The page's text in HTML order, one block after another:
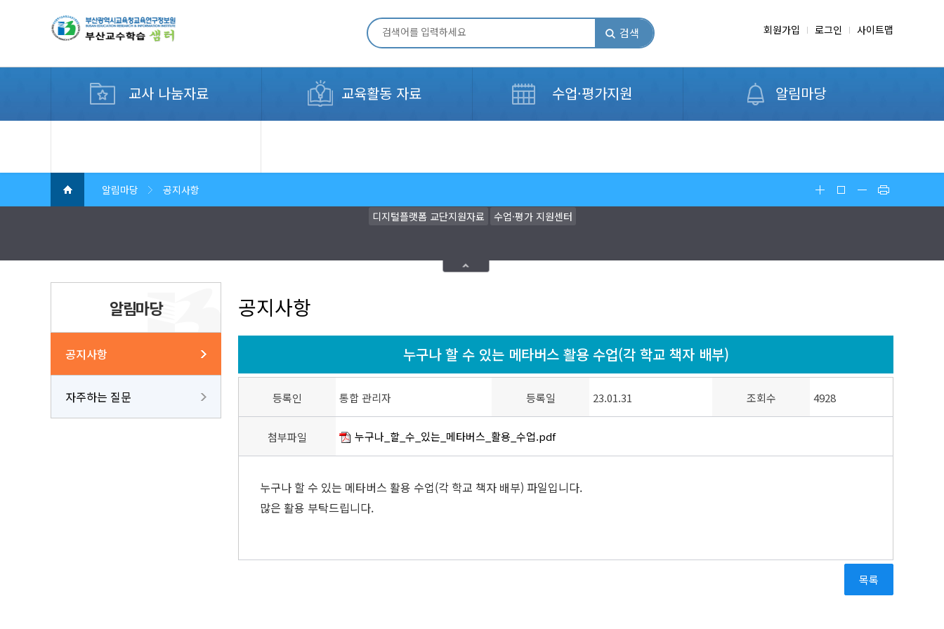
검색 회원가입 로그인 사이트맵
교사 나눔자료 교육활동 자료 수업·평가지원
알림마당
디지털 교수학습 컨설팅
알림마당
공지사항
디지털플랫폼 교단지원자료
수업·평가 지원센터
알림마당
공지사항
자주하는 질문
공지사항
누구나 할 수 있는 메타버스 활용 수업(각 학교 책자 배부)
등록인 통합 관리자 등록일 23.01.31 조회수 4928
첨부파일 누구나_할_수_있는_메타버스_활용_수업.pdf
누구나 할 수 있는 메타버스 활용 수업(각 학교 책자 배부) 파일입니다.
많은 활용 부탁드립니다.
목록